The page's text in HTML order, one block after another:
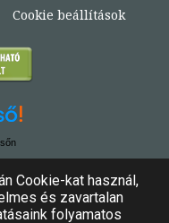
Cookie beállítások